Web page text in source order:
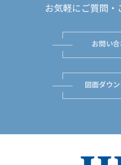
お気軽にご質問
お問い
図面ダウ